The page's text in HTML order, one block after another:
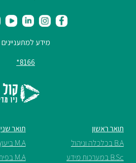
מידע למתעניינים
8166*
תואר ראשון
B.A בכלכלה וניהול
B.Sc במערכות מידע
תואר שני
M.A ביעוץ חינוכי
M.A בפיתוח וייעוץ ארגוני